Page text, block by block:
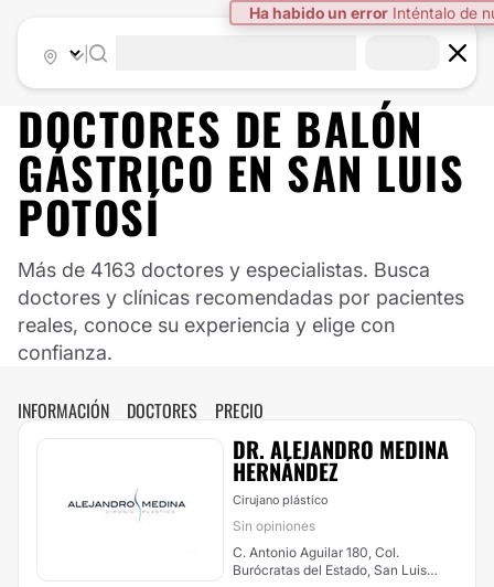
Ha habido un error Inténtalo de
DOCTORES DE BALÓN
GÁSTRICO EN SAN LUIS
POTOSÍ
Más de 4163 doctores y especialistas. Busca
doctores y clínicas recomendadas por pacientes
reales, conoce su experiencia y elige con
confianza.
INFORMACIÓN DOCTORES PRECIO
DR. ALEJANDRO MEDINA
HERNÁNDEZ
Cirujano plástico
Sin opiniones
C. Antonio Aguilar 180, Col.
Burócratas del Estado, San Luis